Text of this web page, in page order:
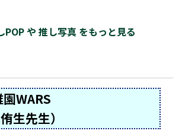
や 推し写真 をもっと見る
WARS
生先生）